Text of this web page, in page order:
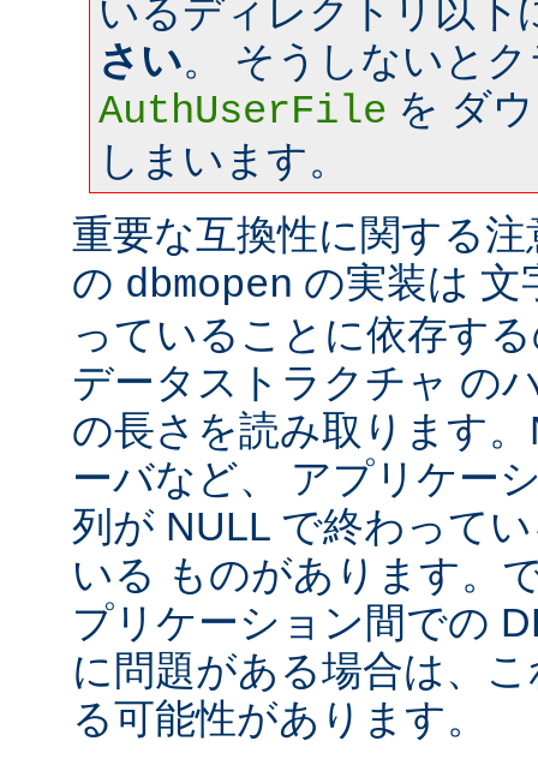
いるディレクトリ以下
さい。 そうしないと
AuthUserFile を ダ
しまいます。
重要な互換性に関する
の dbmopen の実装は 文
っていることに依存す
データストラクチャ の
の長さを読み取ります
ーバなど、 アプリケー
列が NULL で終わって
いる ものがあります。
プリケーション間での
に問題がある場合は、
る可能性があります。